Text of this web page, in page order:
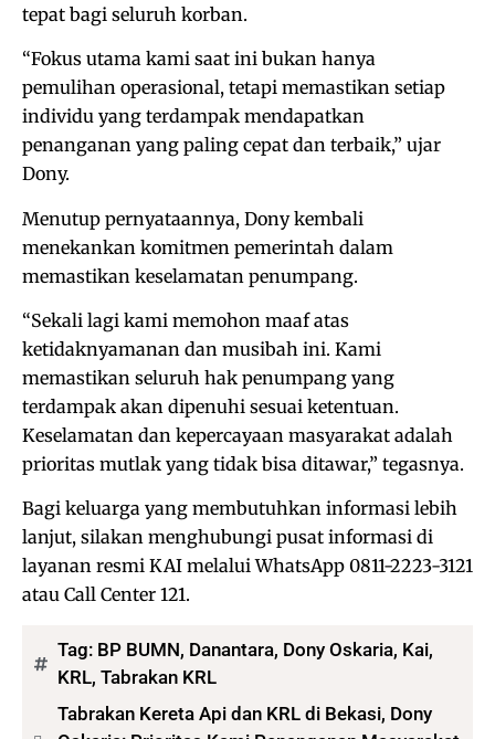
tepat bagi seluruh korban.
“Fokus utama kami saat ini bukan hanya
pemulihan operasional, tetapi memastikan setiap
individu yang terdampak mendapatkan
penanganan yang paling cepat dan terbaik,” ujar
Dony.
Menutup pernyataannya, Dony kembali
menekankan komitmen pemerintah dalam
memastikan keselamatan penumpang.
“Sekali lagi kami memohon maaf atas
ketidaknyamanan dan musibah ini. Kami
memastikan seluruh hak penumpang yang
terdampak akan dipenuhi sesuai ketentuan.
Keselamatan dan kepercayaan masyarakat adalah
prioritas mutlak yang tidak bisa ditawar,” tegasnya.
​Bagi keluarga yang membutuhkan informasi lebih
lanjut, silakan menghubungi pusat informasi di
layanan resmi KAI melalui WhatsApp 0811-2223-3121
atau Call Center 121.
Tag: BP BUMN, Danantara, Dony Oskaria, Kai,
KRL, Tabrakan KRL
Tabrakan Kereta Api dan KRL di Bekasi, Dony